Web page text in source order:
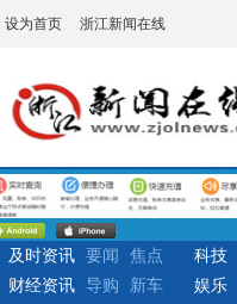
设为首页 浙江新闻在线
及时资讯 要闻
焦点
财经资讯
导购 新车
科技
娱乐